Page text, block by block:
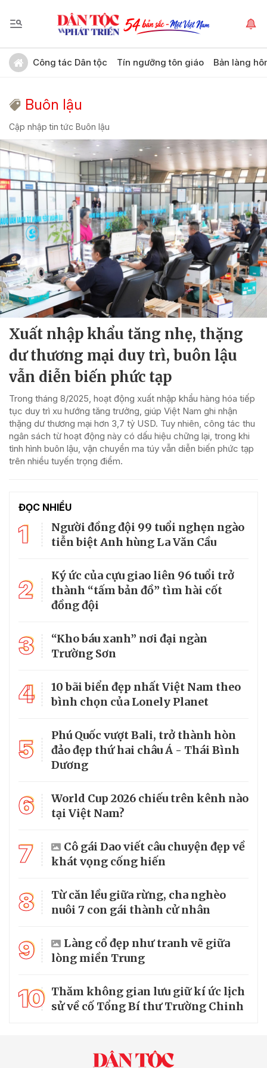
Công tác Dân tộc Tín ngưỡng tôn giáo Bản làng
Buôn lậu
Cập nhập tin tức Buôn lậu
Xuất nhập khẩu tăng nhẹ, thặng
dư thương mại duy trì, buôn lậu
vẫn diễn biến phức tạp
Trong tháng 8/2025, hoạt động xuất nhập khẩu hàng hóa tiếp
tục duy trì xu hướng tăng trưởng, giúp Việt Nam ghi nhận
thặng dư thương mại hơn 3,7 tỷ USD. Tuy nhiên, công tác thu
ngân sách từ hoạt động này có dấu hiệu chững lại, trong khi
tình hình buôn lậu, vận chuyển ma túy vẫn diễn biến phức tạp
trên nhiều tuyến trọng điểm.
ĐỌC NHIỀU
1
Người đồng đội 99 tuổi nghẹn ngào
tiễn biệt Anh hùng La Văn Cầu
2
Ký ức của cựu giao liên 96 tuổi trở
thành “tấm bản đồ” tìm hài cốt
đồng đội
3
“Kho báu xanh” nơi đại ngàn
Trường Sơn
4
10 bãi biển đẹp nhất Việt Nam theo
bình chọn của Lonely Planet
5
Phú Quốc vượt Bali, trở thành hòn
đảo đẹp thứ hai châu Á - Thái Bình
Dương
6
World Cup 2026 chiếu trên kênh nào
tại Việt Nam?
7
Cô gái Dao viết câu chuyện đẹp về
khát vọng cống hiến
8
Từ căn lều giữa rừng, cha nghèo
nuôi 7 con gái thành cử nhân
9
Làng cổ đẹp như tranh vẽ giữa
lòng miền Trung
10 Thăm không gian lưu giữ kí ức lịch
sử về cố Tổng Bí thư Trường Chinh